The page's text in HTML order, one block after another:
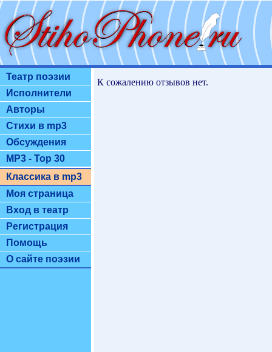
Театр поэзии
Исполнители
Авторы
Стихи в mp3
Обсуждения
MP3 - Top 30
Классика в mp3
Моя страница
Вход в театр
Регистрация
Помощь
О сайте поэзии
К сожалению отзывов нет.